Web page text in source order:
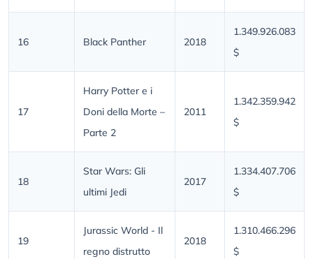
16 Black Panther 2018
1.349.926.083
$
17
Harry Potter e i
Doni della Morte –
Parte 2
2011
1.342.359.942
$
18
Star Wars: Gli
ultimi Jedi
2017
1.334.407.706
$
19
Jurassic World - Il
regno distrutto
2018
1.310.466.296
$